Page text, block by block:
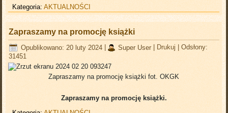
Kategoria:AKTUALNOŚCI
Zapraszamy na promocję książki
Opublikowano: 20 luty 2024 Super User Drukuj |Odsłony:
31451
Zapraszamy na promocję książkifot. OKGK
Zapraszamy na promocję książki.